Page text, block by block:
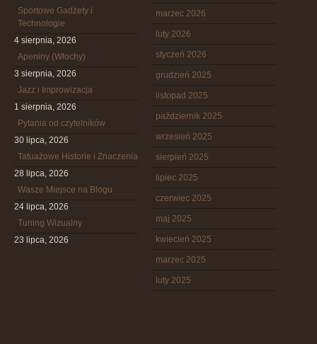
Sportowe Gadżety i
Technologie
4 sierpnia, 2026
Apeniny (Włochy)
3 sierpnia, 2026
Jazz i Improwizacja
1 sierpnia, 2026
Pytania od czytelników
30 lipca, 2026
Tatuażowe Historie i Znaczenia
28 lipca, 2026
Wasze Miejsce na Blogu
24 lipca, 2026
Tuning Wizualny
23 lipca, 2026
marzec 2026
luty 2026
styczeń 2026
grudzień 2025
listopad 2025
październik 2025
wrzesień 2025
sierpień 2025
lipiec 2025
czerwiec 2025
maj 2025
kwiecień 2025
marzec 2025
luty 2025